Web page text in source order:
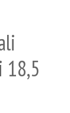
18,5